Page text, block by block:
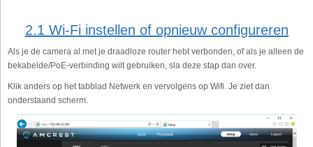
2.1 Wi-Fi instellen of opnieuw configureren
Als je de camera al met je draadloze router hebt verbonden, of als je alleen de
bekabelde/PoE-verbinding wilt gebruiken, sla deze stap dan over.
Klik anders op het tabblad Netwerk en vervolgens op Wifi. Je ziet dan
onderstaand scherm.